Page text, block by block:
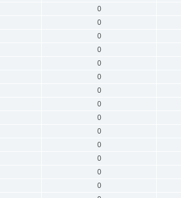
0
0
0
0
0
0
0
0
0
0
0
0
0
0